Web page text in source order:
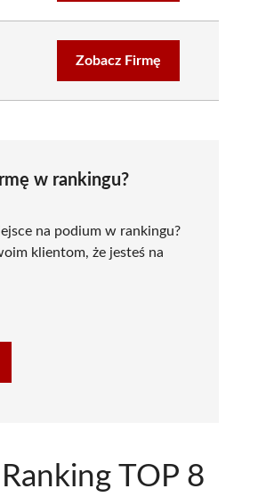
Zobacz Firmę
w rankingu?
na podium w rankingu?
klientom, że jesteś na
TOP 8